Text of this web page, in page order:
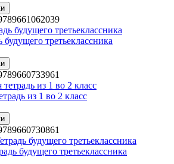
третьеклассника
из 1 во 2 класс
будущего третьеклассника